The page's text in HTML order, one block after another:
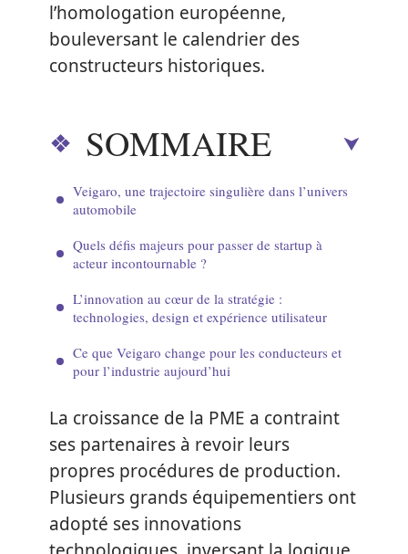
l’homologation européenne,
bouleversant le calendrier des
constructeurs historiques.
SOMMAIRE
Veigaro, une trajectoire singulière dans l’univers
automobile
Quels défis majeurs pour passer de startup à
acteur incontournable ?
L’innovation au cœur de la stratégie :
technologies, design et expérience utilisateur
Ce que Veigaro change pour les conducteurs et
pour l’industrie aujourd’hui
La croissance de la PME a contraint
ses partenaires à revoir leurs
propres procédures de production.
Plusieurs grands équipementiers ont
adopté ses innovations